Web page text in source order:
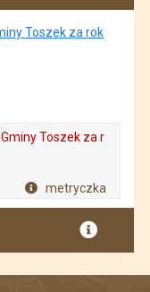
Toszek za rok
Toszek za r
metryczka